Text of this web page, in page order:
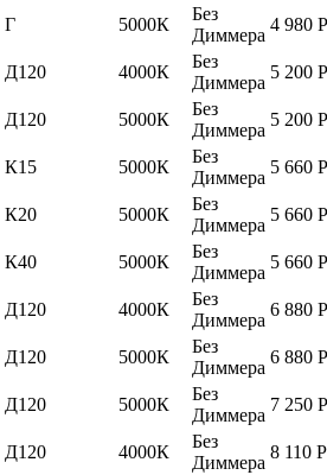
Г 5000К
Без
Диммера
4 980 Р
Д120 4000К
Без
Диммера
5 200 Р
Д120 5000К
Без
Диммера
5 200 Р
К15 5000К
Без
Диммера
5 660 Р
К20 5000К
Без
Диммера
5 660 Р
К40 5000К
Без
Диммера
5 660 Р
Д120 4000К
Без
Диммера
6 880 Р
Д120 5000К
Без
Диммера
6 880 Р
Д120 5000К
Без
Диммера
7 250 Р
Д120 4000К
Без
Диммера
8 110 Р